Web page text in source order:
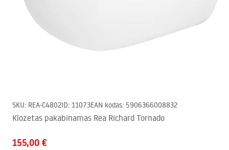
SKU: REA-C4802ID: 11073EAN kodas: 5906366008832
Klozetas pakabinamas Rea Richard Tornado
155,00 €